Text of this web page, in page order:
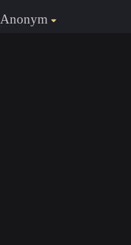
Anonym